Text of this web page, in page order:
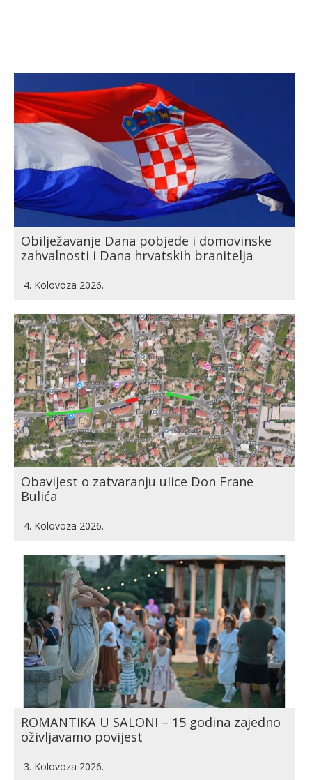
Obilježavanje Dana pobjede i domovinske
zahvalnosti i Dana hrvatskih branitelja
4. Kolovoza 2026.
Obavijest o zatvaranju ulice Don Frane
Bulića
4. Kolovoza 2026.
ROMANTIKA U SALONI – 15 godina zajedno
oživljavamo povijest
3. Kolovoza 2026.